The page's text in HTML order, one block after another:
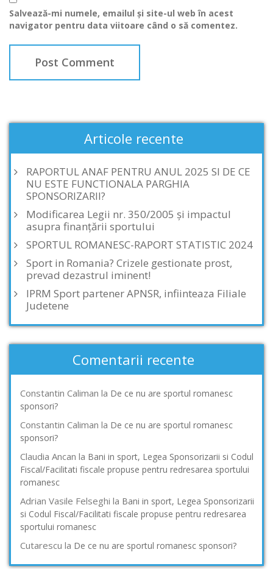
Salvează-mi numele, emailul și site-ul web în acest
navigator pentru data viitoare când o să comentez.
Articole recente
RAPORTUL ANAF PENTRU ANUL 2025 SI DE CE
NU ESTE FUNCTIONALA PARGHIA
SPONSORIZARII?
Modificarea Legii nr. 350/2005 și impactul
asupra finanțării sportului
SPORTUL ROMANESC-RAPORT STATISTIC 2024
Sport in Romania? Crizele gestionate prost,
prevad dezastrul iminent!
IPRM Sport partener APNSR, infiinteaza Filiale
Judetene
Comentarii recente
Constantin Caliman la De ce nu are sportul romanesc
sponsori?
Constantin Caliman la De ce nu are sportul romanesc
sponsori?
Claudia Ancan la Bani in sport, Legea Sponsorizarii si Codul
Fiscal/Facilitati fiscale propuse pentru redresarea sportului
romanesc
Adrian Vasile Felseghi la Bani in sport, Legea Sponsorizarii
si Codul Fiscal/Facilitati fiscale propuse pentru redresarea
sportului romanesc
Cutarescu la De ce nu are sportul romanesc sponsori?